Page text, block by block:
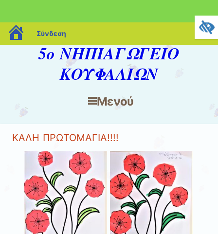
blogs.sch.gr
Σύνδεση
5ο ΝΗΠΙΑΓΩΓΕΙΟ
ΚΟΥΦΑΛΙΩΝ
Μενού
Μετάβαση στο περιεχόμενο
ΚΑΛΗ ΠΡΩΤΟΜΑΓΙΑ!!!!